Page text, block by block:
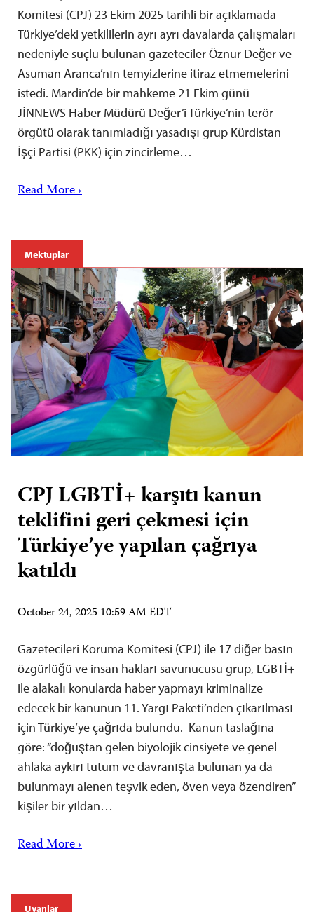
Komitesi (CPJ) 23 Ekim 2025 tarihli bir açıklamada
Türkiye’deki yetkililerin ayrı ayrı davalarda çalışmaları
nedeniyle suçlu bulunan gazeteciler Öznur Değer ve
Asuman Aranca’nın temyizlerine itiraz etmemelerini
istedi. Mardin’de bir mahkeme 21 Ekim günü
JİNNEWS Haber Müdürü Değer’i Türkiye’nin terör
örgütü olarak tanımladığı yasadışı grup Kürdistan
İşçi Partisi (PKK) için zincirleme…
Read More ›
Mektuplar
CPJ LGBTİ+ karşıtı kanun
teklifini geri çekmesi için
Türkiye’ye yapılan çağrıya
katıldı
October 24, 2025 10:59 AM EDT
Gazetecileri Koruma Komitesi (CPJ) ile 17 diğer basın
özgürlüğü ve insan hakları savunucusu grup, LGBTİ+
ile alakalı konularda haber yapmayı kriminalize
edecek bir kanunun 11. Yargı Paketi’nden çıkarılması
için Türkiye’ye çağrıda bulundu. Kanun taslağına
göre: “doğuştan gelen biyolojik cinsiyete ve genel
ahlaka aykırı tutum ve davranışta bulunan ya da
bulunmayı alenen teşvik eden, öven veya özendiren”
kişiler bir yıldan…
Read More ›
Uyarılar